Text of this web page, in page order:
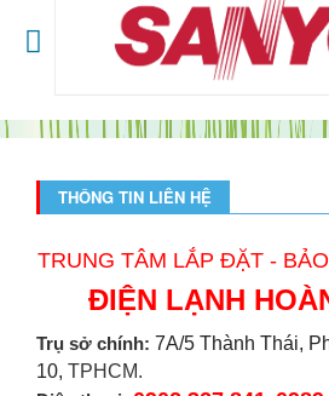
THÔNG TIN LIÊN HỆ
TRUNG TÂM LẮP ĐẶT -
ĐIỆN LẠNH
Trụ sở chính: 7A/5 Thành Thái,
10, TPHCM.